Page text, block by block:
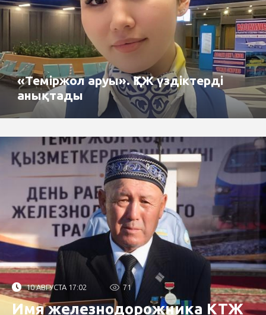
«Теміржол аруы». ҚТЖ үздіктерді
анықтады
10 АВГУСТА 17:02 71
Имя железнодорожника КТЖ